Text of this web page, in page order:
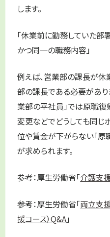
します。
「休業前に勤務していた部
かつ同一の職務内容」
例えば、営業部の課長が
部の課長である必要があり
業部の平社員」では原職復
変更などでどうしても同じ
位や賃金が下がらない「原
が求められます。
参考：厚生労働省「介護支
参考：厚生労働省「両立支
援コース）Q&A」